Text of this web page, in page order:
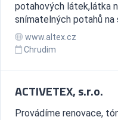
potahových látek,látka
snímatelných potahů
www.altex.cz
Chrudim
ACTIVETEX, s.r.o.
Provádíme renovace,